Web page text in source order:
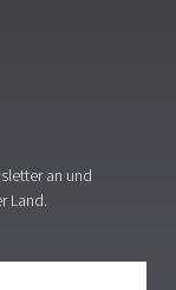
an und
Land.